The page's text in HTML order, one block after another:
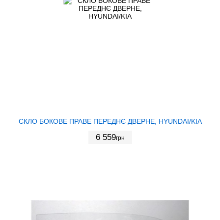
СКЛО БОКОВЕ ПРАВЕ ПЕРЕДНЄ ДВЕРНЕ, HYUNDAI/KIA
6 559грн